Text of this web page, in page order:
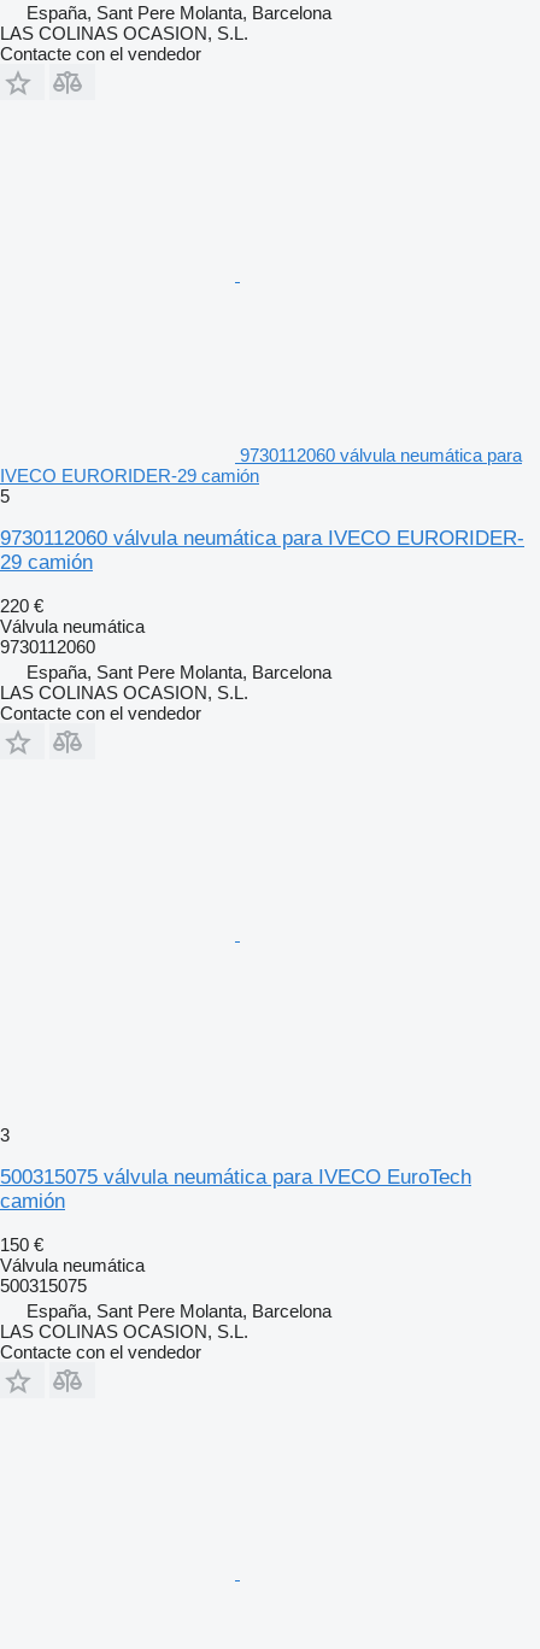
España, Sant Pere Molanta, Barcelona
LAS COLINAS OCASION, S.L.
Contacte con el vendedor
9730112060 válvula neumática para
IVECO EURORIDER-29 camión
5
9730112060 válvula neumática para IVECO EURORIDER-
29 camión
220 €
Válvula neumática
9730112060
España, Sant Pere Molanta, Barcelona
LAS COLINAS OCASION, S.L.
Contacte con el vendedor
3
500315075 válvula neumática para IVECO EuroTech
camión
150 €
Válvula neumática
500315075
España, Sant Pere Molanta, Barcelona
LAS COLINAS OCASION, S.L.
Contacte con el vendedor